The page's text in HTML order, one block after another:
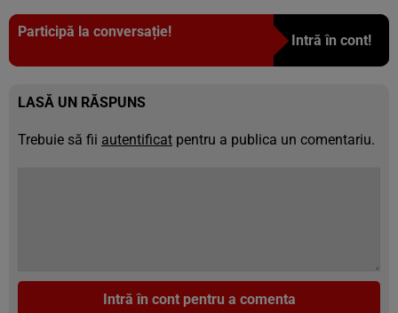
Participă la conversație!
Intră în cont!
LASĂ UN RĂSPUNS
Trebuie să fii autentificat pentru a publica un comentariu.
Intră în cont pentru a comenta